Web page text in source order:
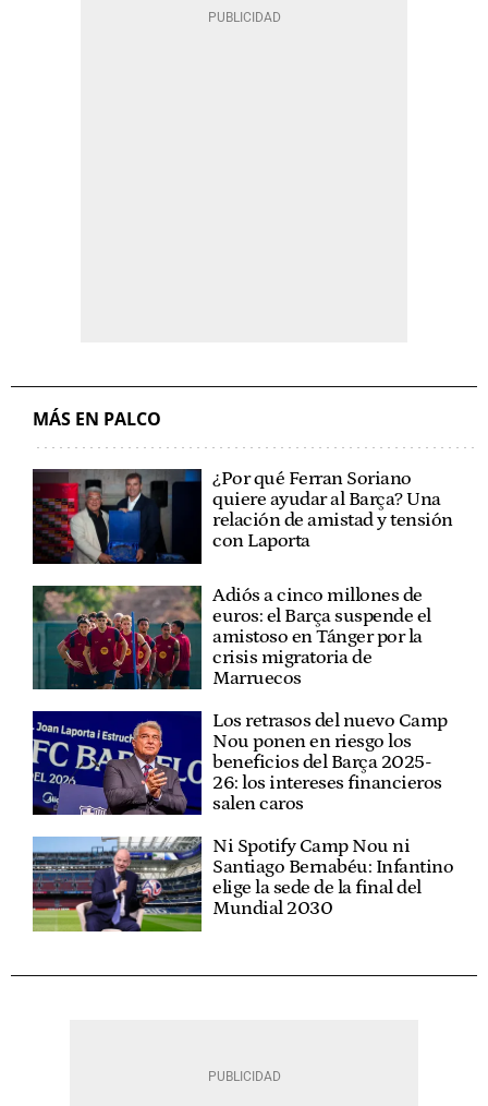
MÁS EN PALCO
¿Por qué Ferran Soriano
quiere ayudar al Barça? Una
relación de amistad y tensión
con Laporta
Adiós a cinco millones de
euros: el Barça suspende el
amistoso en Tánger por la
crisis migratoria de
Marruecos
Los retrasos del nuevo Camp
Nou ponen en riesgo los
beneficios del Barça 2025-
26: los intereses financieros
salen caros
Ni Spotify Camp Nou ni
Santiago Bernabéu: Infantino
elige la sede de la final del
Mundial 2030